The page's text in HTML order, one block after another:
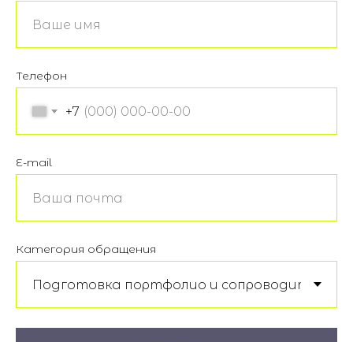
Телефон
+7
E-mail
Категория обращения